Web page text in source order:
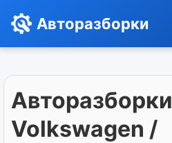
Авторазборки
Авторазборки
Volkswagen /